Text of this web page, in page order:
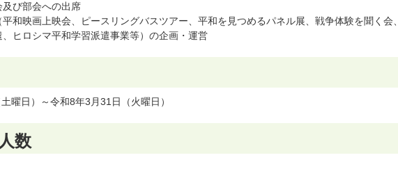
及び部会への出席
平和映画上映会、ピースリングバスツアー、平和を見つめるパネル展、戦争体験を聞く会、
、ヒロシマ平和学習派遣事業等）の企画・運営
曜日）～令和8年3月31日（火曜日）
数